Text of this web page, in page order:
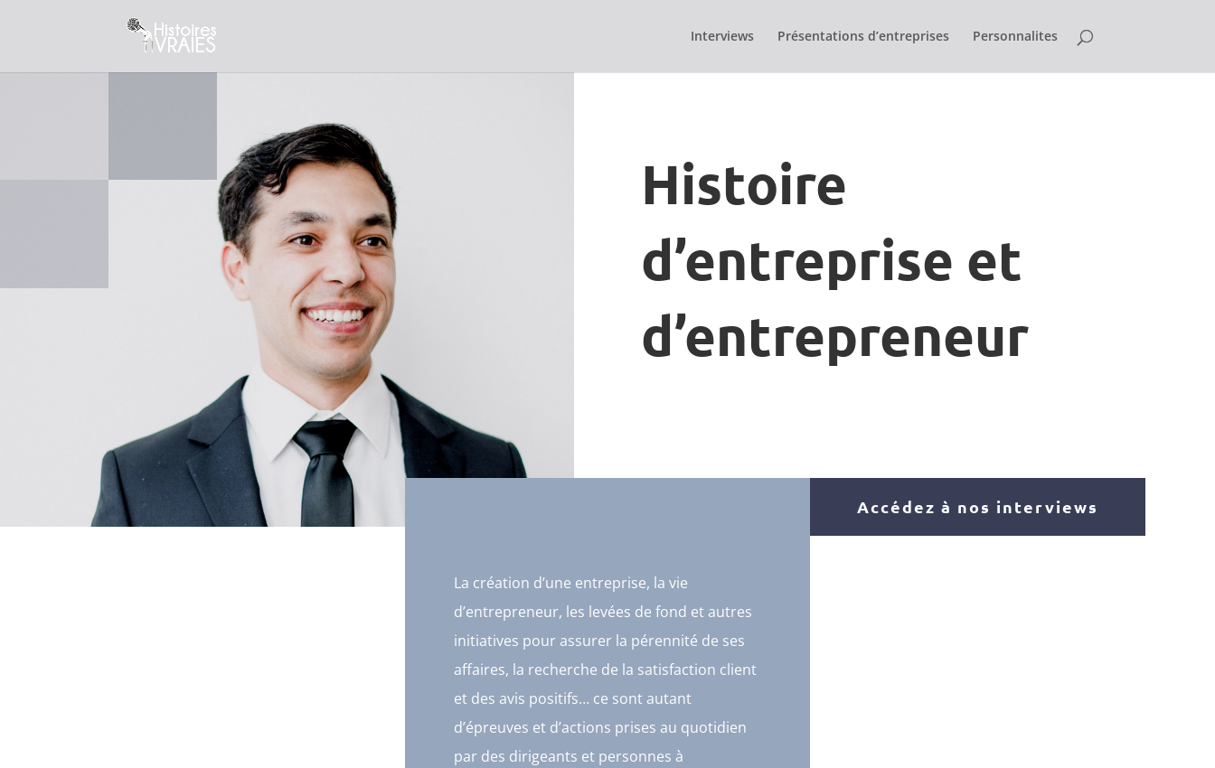
Interviews Présentations d’entreprises Personnalites
Histoire
d’entreprise et
d’entrepreneur
La création d’une entreprise, la vie
d’entrepreneur, les levées de fond et autres
initiatives pour assurer la pérennité de ses
affaires, la recherche de la satisfaction client
et des avis positifs… ce sont autant
d’épreuves et d’actions prises au quotidien
par des dirigeants et personnes à
Accédez à nos interviews